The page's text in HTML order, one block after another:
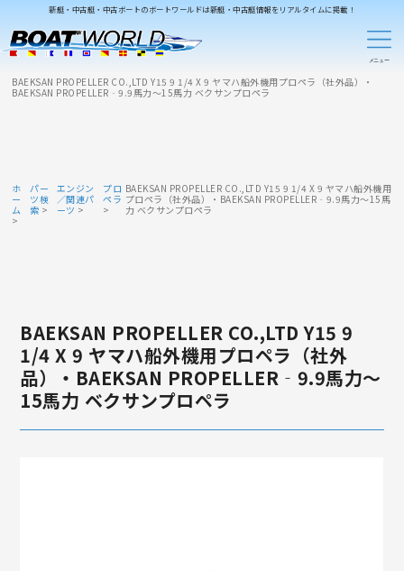
新艇・中古艇・中古ボートのボートワールドは新艇・中古艇情報をリアルタイムに掲載！
BAEKSAN PROPELLER CO.,LTD Y15 9 1/4 X 9 ヤマハ船外機用プロペラ（社外品）・
BAEKSAN PROPELLER‐9.9馬力～15馬力 ベクサンプロペラ
ホ
ー
ム
パー
ツ検
索
エンジン
／関連パ
ーツ
プロ
ペラ
BAEKSAN PROPELLER CO.,LTD Y15 9 1/4 X 9 ヤマハ船外機用
プロペラ（社外品）・BAEKSAN PROPELLER‐9.9馬力～15馬
力 ベクサンプロペラ
BAEKSAN PROPELLER CO.,LTD Y15 9
1/4 X 9 ヤマハ船外機用プロペラ（社外
品）・BAEKSAN PROPELLER‐9.9馬力～
15馬力 ベクサンプロペラ